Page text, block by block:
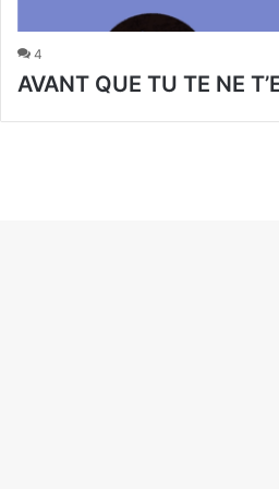
4
AVANT QUE TU TE NE